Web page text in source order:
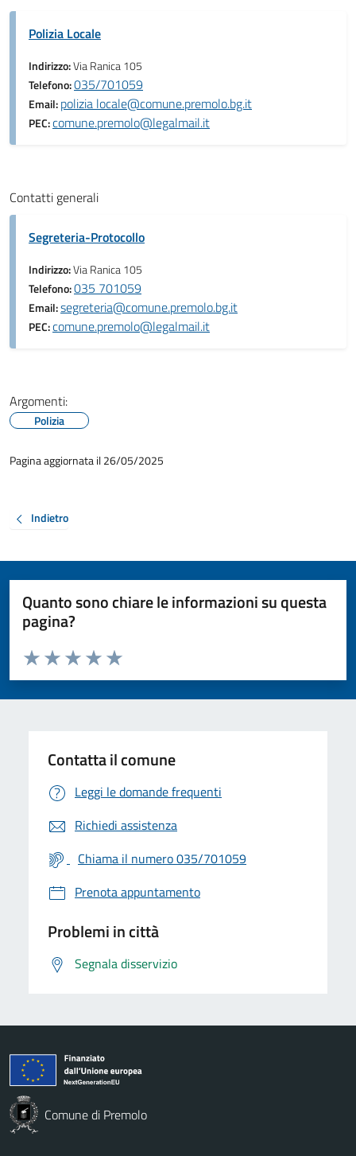
Polizia Locale
Indirizzo:Via Ranica 105
Telefono:035/701059
Email:polizia locale@comune.premolo.bg.it
PEC:comune.premolo@legalmail.it
Contatti generali
Segreteria-Protocollo
Indirizzo:Via Ranica 105
Telefono:035 701059
Email:segreteria@comune.premolo.bg.it
PEC:comune.premolo@legalmail.it
Argomenti:
Polizia
Pagina aggiornata il 26/05/2025
Indietro
Quanto sono chiare le informazioni su questa
pagina?
Valuta da 1 a 5 stelle la pagina
Valuta 5 stelle su 5
Valuta 4 stelle su 5
Valuta 3 stelle su 5
Valuta 2 stelle su 5
Valuta 1 stelle su 5
Contatta il comune
Leggi le domande frequenti
Richiedi assistenza
Chiama il numero 035/701059
Prenota appuntamento
Problemi in città
Segnala disservizio
Comune di Premolo